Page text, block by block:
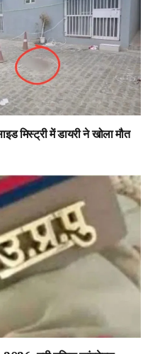
मिस्ट्री में डायरी ने खोला मौत